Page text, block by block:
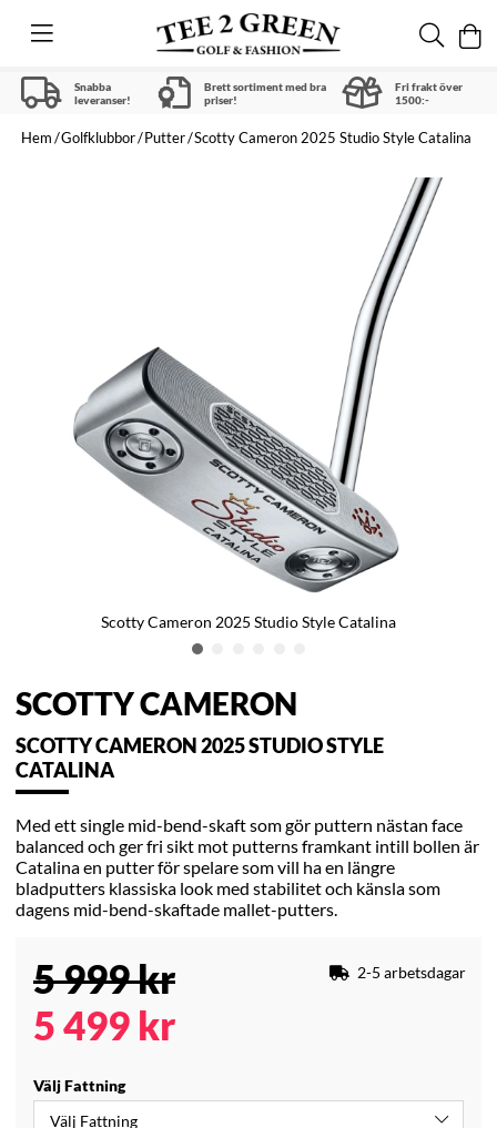
Snabba
leveranser!
Brett sortiment med bra
priser!
Fri frakt över
1500:-
Hem Golfklubbor Putter Scotty Cameron 2025 Studio Style Catalina
Scotty Cameron 2025 Studio Style Catalina
SCOTTY CAMERON
SCOTTY CAMERON 2025 STUDIO STYLE
CATALINA
Med ett single mid-bend-skaft som gör puttern nästan face
balanced och ger fri sikt mot putterns framkant intill bollen är
Catalina en putter för spelare som vill ha en längre
bladputters klassiska look med stabilitet och känsla som
dagens mid-bend-skaftade mallet-putters.
5 999kr
5 499 kr
2-5 arbetsdagar
Välj Fattning